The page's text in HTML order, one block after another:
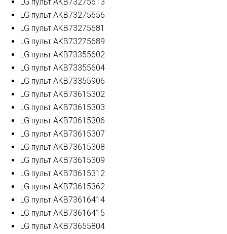
LG пульт AKB73275656
LG пульт AKB73275681
LG пульт AKB73275689
LG пульт AKB73355602
LG пульт AKB73355604
LG пульт AKB73355906
LG пульт AKB73615302
LG пульт AKB73615303
LG пульт AKB73615306
LG пульт AKB73615307
LG пульт AKB73615308
LG пульт AKB73615309
LG пульт AKB73615312
LG пульт AKB73615362
LG пульт AKB73616414
LG пульт AKB73616415
LG пульт AKB73655804